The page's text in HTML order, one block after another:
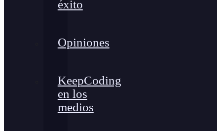
éxito
Opiniones
KeepCoding
en los
medios